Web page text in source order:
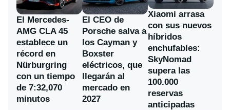
El Mercedes-
AMG CLA 45
establece un
récord en
Nürburgring
con un tiempo
de 7:32,070
minutos
El CEO de
Porsche salva a
los Cayman y
Boxster
eléctricos, que
llegarán al
mercado en
2027
Xiaomi arrasa
con sus nuevos
híbridos
enchufables:
SkyNomad
supera las
100.000
reservas
anticipadas